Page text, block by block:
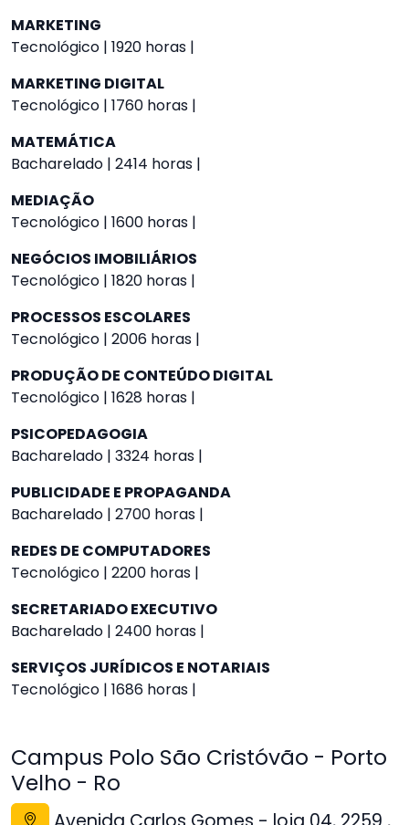
MARKETING
Tecnológico | 1920 horas |
MARKETING DIGITAL
Tecnológico | 1760 horas |
MATEMÁTICA
Bacharelado | 2414 horas |
MEDIAÇÃO
Tecnológico | 1600 horas |
NEGÓCIOS IMOBILIÁRIOS
Tecnológico | 1820 horas |
PROCESSOS ESCOLARES
Tecnológico | 2006 horas |
PRODUÇÃO DE CONTEÚDO DIGITAL
Tecnológico | 1628 horas |
PSICOPEDAGOGIA
Bacharelado | 3324 horas |
PUBLICIDADE E PROPAGANDA
Bacharelado | 2700 horas |
REDES DE COMPUTADORES
Tecnológico | 2200 horas |
SECRETARIADO EXECUTIVO
Bacharelado | 2400 horas |
SERVIÇOS JURÍDICOS E NOTARIAIS
Tecnológico | 1686 horas |
Campus Polo São Cristóvão - Porto
Velho - Ro